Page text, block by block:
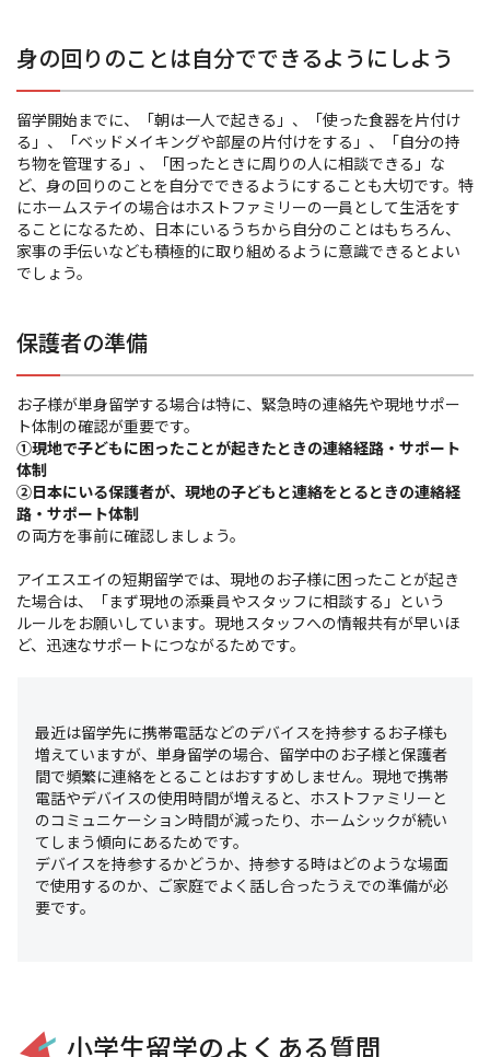
身の回りのことは自分でできるようにしよう
留学開始までに、「朝は一人で起きる」、「使った食器を片付け
る」、「ベッドメイキングや部屋の片付けをする」、「自分の持
ち物を管理する」、「困ったときに周りの人に相談できる」な
ど、身の回りのことを自分でできるようにすることも大切です。特
にホームステイの場合はホストファミリーの一員として生活をす
ることになるため、日本にいるうちから自分のことはもちろん、
家事の手伝いなども積極的に取り組めるように意識できるとよい
でしょう。
保護者の準備
お子様が単身留学する場合は特に、緊急時の連絡先や現地サポー
ト体制の確認が重要です。
①現地で子どもに困ったことが起きたときの連絡経路・サポート
体制
②日本にいる保護者が、現地の子どもと連絡をとるときの連絡経
路・サポート体制
の両方を事前に確認しましょう。
アイエスエイの短期留学では、現地のお子様に困ったことが起き
た場合は、「まず現地の添乗員やスタッフに相談する」という
ルールをお願いしています。現地スタッフへの情報共有が早いほ
ど、迅速なサポートにつながるためです。
最近は留学先に携帯電話などのデバイスを持参するお子様も
増えていますが、単身留学の場合、留学中のお子様と保護者
間で頻繁に連絡をとることはおすすめしません。現地で携帯
電話やデバイスの使用時間が増えると、ホストファミリーと
のコミュニケーション時間が減ったり、ホームシックが続い
てしまう傾向にあるためです。
デバイスを持参するかどうか、持参する時はどのような場面
で使用するのか、ご家庭でよく話し合ったうえでの準備が必
要です。
小学生留学のよくある質問